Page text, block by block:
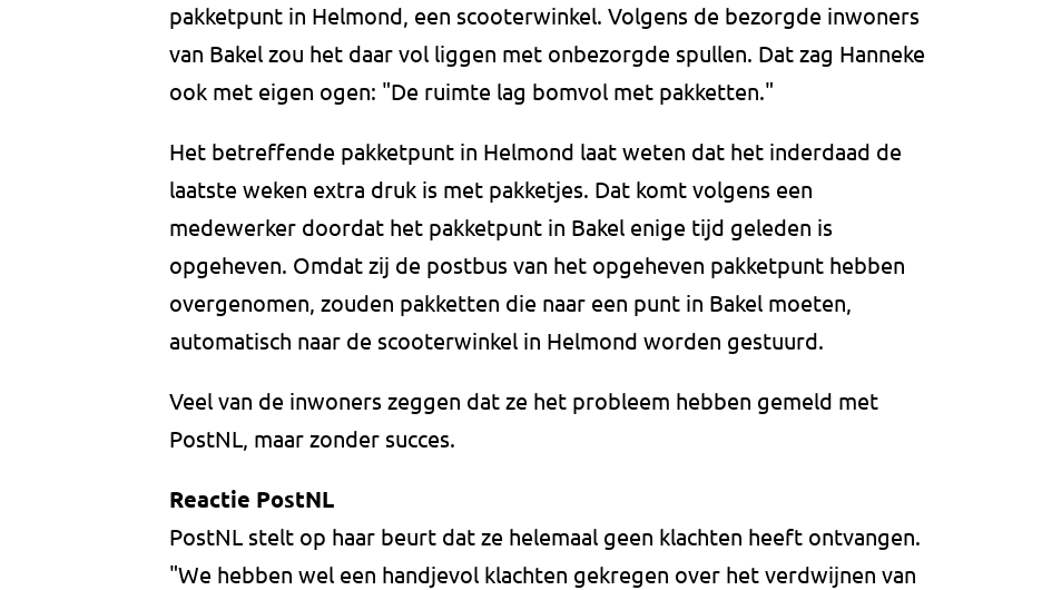
pakketpunt in Helmond, een scooterwinkel. Volgens de bezorgde inwoners
van Bakel zou het daar vol liggen met onbezorgde spullen. Dat zag Hanneke
ook met eigen ogen: "De ruimte lag bomvol met pakketten."
Het betreffende pakketpunt in Helmond laat weten dat het inderdaad de
laatste weken extra druk is met pakketjes. Dat komt volgens een
medewerker doordat het pakketpunt in Bakel enige tijd geleden is
opgeheven. Omdat zij de postbus van het opgeheven pakketpunt hebben
overgenomen, zouden pakketten die naar een punt in Bakel moeten,
automatisch naar de scooterwinkel in Helmond worden gestuurd.
Veel van de inwoners zeggen dat ze het probleem hebben gemeld met
PostNL, maar zonder succes.
Reactie PostNL
PostNL stelt op haar beurt dat ze helemaal geen klachten heeft ontvangen.
"We hebben wel een handjevol klachten gekregen over het verdwijnen van